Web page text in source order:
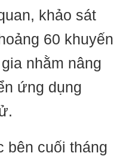
khảo sát
60 khuyến
nhằm nâng
ứng dụng
bên cuối tháng